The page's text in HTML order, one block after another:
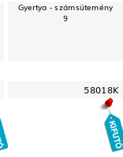
Gyertya - számsütemény
9
58018K